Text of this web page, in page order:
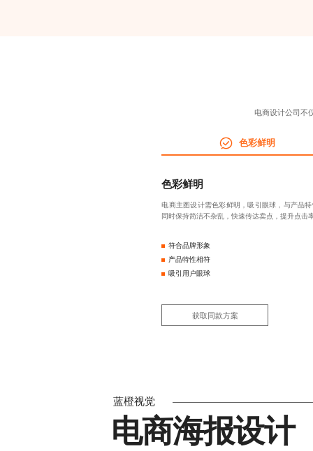
电商设计公司不
色彩鲜明
色彩鲜明
电商主图设计需色彩鲜明，吸引眼球，与产品
同时保持简洁不杂乱，快速传达卖点，提升点击
符合品牌形象
产品特性相符
吸引用户眼球
获取同款方案
蓝橙视觉
电商海报设计